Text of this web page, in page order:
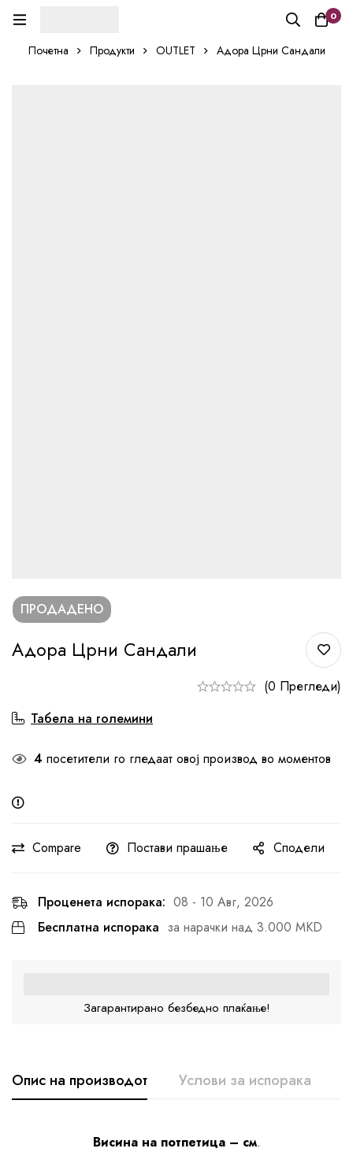
0
Почетна Продукти OUTLET Адора Црни Сандали
ПРОДАДЕНО
Адора Црни Сандали
(0 Прегледи)
Табела на големини
4 посетители го гледаат овој производ во моментов
Compare Постави прашање Сподели
Проценета испорака: 08 - 10 Авг, 2026
Бесплатна испорака за нарачки над 3.000 MKD
Загарантирано безбедно плаќање!
Опис на производот Услови за испорака
Висина на потпетица – см.